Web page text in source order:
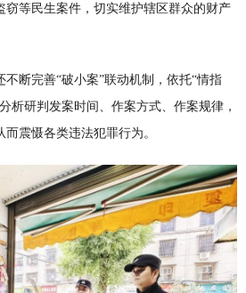
窃等民生案件，切实维护辖区群众的财产
不断完善“破小案”联动机制，依托“情指
析研判发案时间、作案方式、作案规律，
而震慑各类违法犯罪行为。